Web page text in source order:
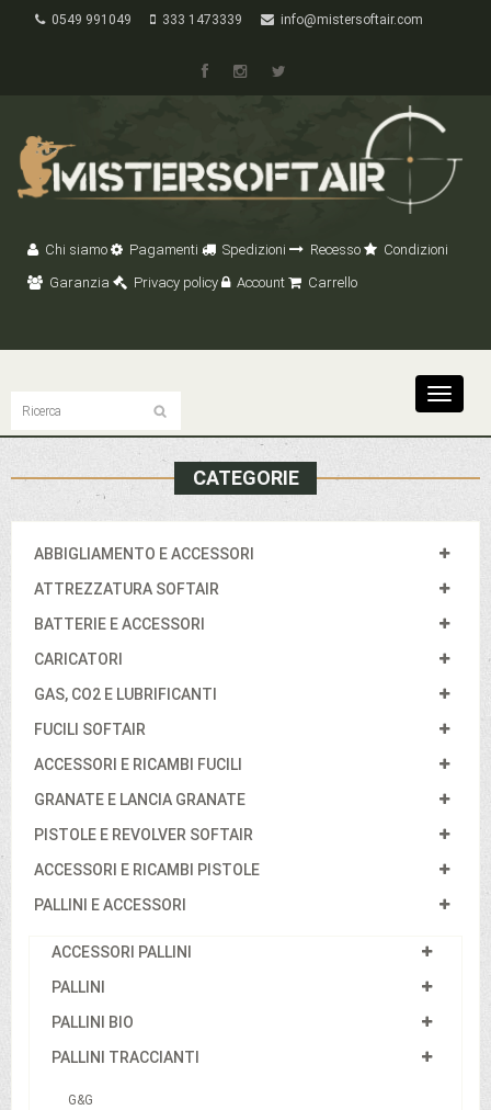
0549 991049 333 1473339 info@mistersoftair.com
Chi siamo Pagamenti Spedizioni Recesso
Condizioni
Garanzia
Privacy policy Account Carrello
Toggle
CATEGORIE
ABBIGLIAMENTO E ACCESSORI
ATTREZZATURA SOFTAIR
BATTERIE E ACCESSORI
CARICATORI
GAS, CO2 E LUBRIFICANTI
FUCILI SOFTAIR
ACCESSORI E RICAMBI FUCILI
GRANATE E LANCIA GRANATE
PISTOLE E REVOLVER SOFTAIR
ACCESSORI E RICAMBI PISTOLE
PALLINI E ACCESSORI
ACCESSORI PALLINI
PALLINI
PALLINI BIO
PALLINI TRACCIANTI
G&G